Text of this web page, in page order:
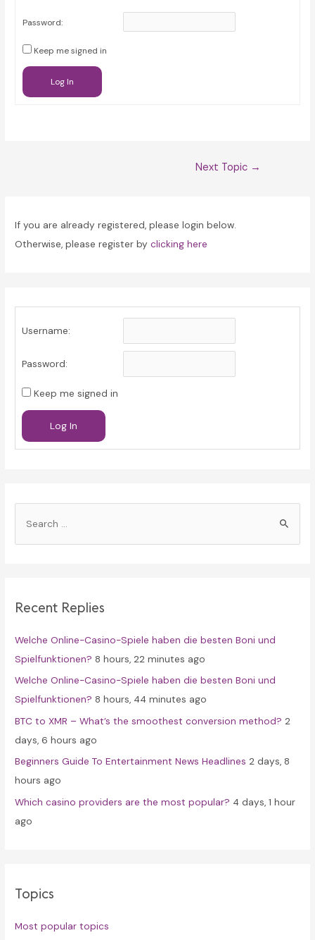
Password:
Keep me signed in
Log In
Next Topic →
If you are already registered, please login below.
Otherwise, please register byclicking here
Username:
Password:
Keep me signed in
Log In
h
o
r
:
Recent Replies
Welche Online-Casino-Spiele haben die besten Boni und
Spielfunktionen? 8 hours, 22 minutes ago
Welche Online-Casino-Spiele haben die besten Boni und
Spielfunktionen? 8 hours, 44 minutes ago
BTC to XMR – What’s the smoothest conversion method? 2
days, 6 hours ago
Beginners Guide To Entertainment News Headlines 2 days, 8
hours ago
Which casino providers are the most popular? 4 days, 1 hour
ago
Topics
Most popular topics